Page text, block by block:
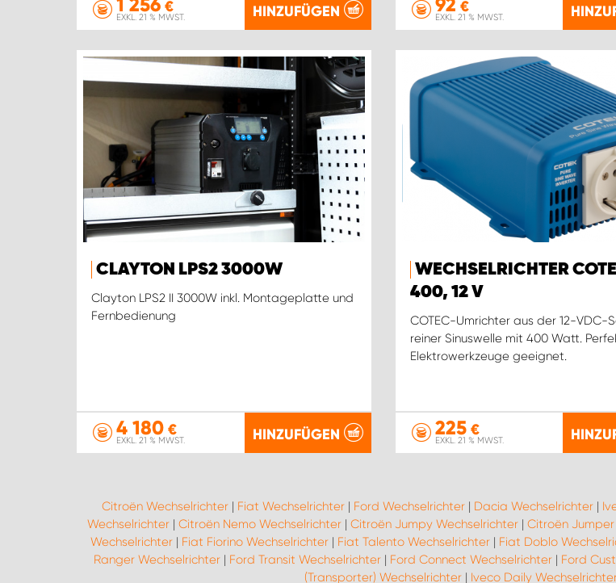
€
EXKL. 21 % MWST. HINZUFÜGEN €
EXKL. 21 % MWST.
CLAYTON LPS2 3000W
Clayton LPS2 II 3000W inkl. Montageplatte und
Fernbedienung
4 180 €
EXKL. 21 % MWST. HINZUFÜGEN
WECHSELRICHTER
400, 12 V
COTEC-Umrichter aus der 12-VDC-
reiner Sinuswelle mit 400 Watt.
Elektrowerkzeuge geeignet.
225€
EXKL. 21 % MWST.
Citroën Wechselrichter| Fiat Wechselrichter| Ford Wechselrichter| Dacia Wechselrichter|
Wechselrichter | Citroën Nemo Wechselrichter | Citroën Jumpy Wechselrichter | Citroën
Wechselrichter | Fiat Fiorino Wechselrichter | Fiat Talento Wechselrichter | Fiat Doblo
Ranger Wechselrichter | Ford Transit Wechselrichter | Ford Connect Wechselrichter | Ford
(Transporter) Wechselrichter | Iveco Daily